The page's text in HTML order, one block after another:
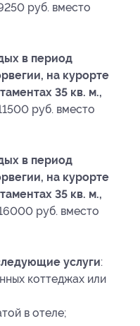
руб. вместо
в период
на курорте
35 кв. м.,
руб. вместо
в период
на курорте
35 кв. м.,
руб. вместо
услуги:
коттеджах или
в отеле;